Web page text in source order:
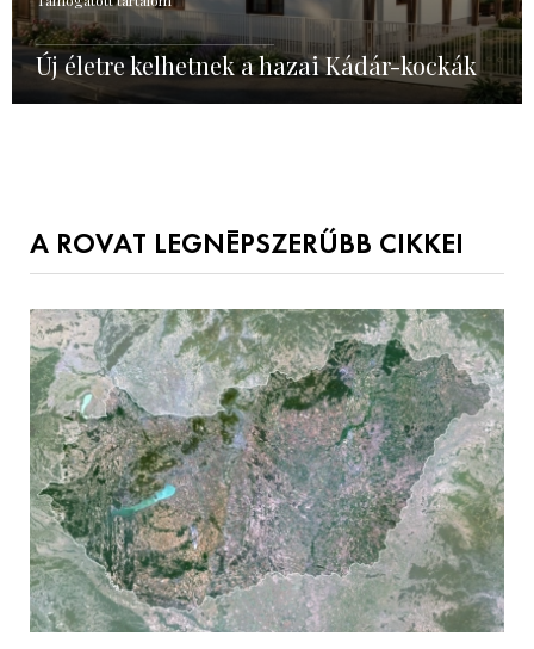
Új életre kelhetnek a hazai Kádár-kockák
A ROVAT LEGNÉPSZERŰBB CIKKEI